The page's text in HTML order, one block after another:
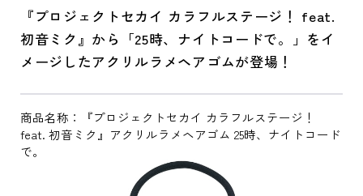
『プロジェクトセカイ カラフルステージ！ feat.
初音ミク』から「25時、ナイトコードで。」をイ
メージしたアクリルラメヘアゴムが登場！
商品名称：『プロジェクトセカイ カラフルステージ！
feat. 初音ミク』アクリルラメヘアゴム 25時、ナイトコード
で。